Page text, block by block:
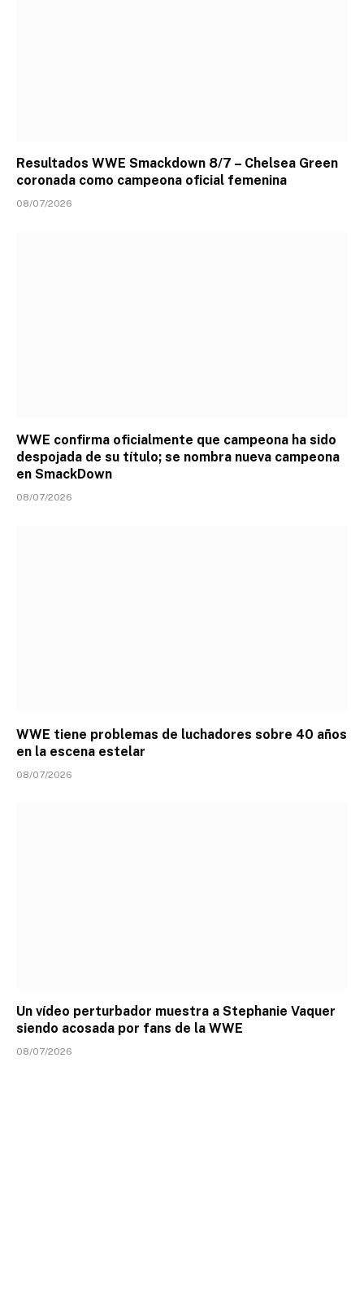
Resultados WWE Smackdown 8/7 – Chelsea Green
coronada como campeona oficial femenina
08/07/2026
WWE confirma oficialmente que campeona ha sido
despojada de su título; se nombra nueva campeona
en SmackDown
08/07/2026
WWE tiene problemas de luchadores sobre 40 años
en la escena estelar
08/07/2026
Un vídeo perturbador muestra a Stephanie Vaquer
siendo acosada por fans de la WWE
08/07/2026